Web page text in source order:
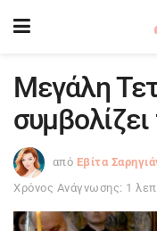
Μεγάλη
από Εβίτα
Χρόνος Ανάγνωσης: 1